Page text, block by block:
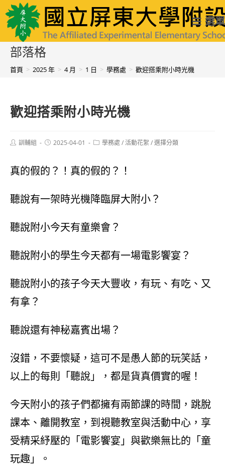
跳
轉
至
國立屏東大學附設實驗國民小學 選單
部落格
首頁 > 2025 年 > 4 月 > 1 日 > 學務處 > 歡迎搭乘附小時光機
歡迎搭乘附小時光機
Post訓輔組
Post2025-04-01
Post學務處 /活動花絮 /選擇分類
真的假的？！真的假的？！
聽說有一架時光機降臨屏大附小？
聽說附小今天有童樂會？
聽說附小的學生今天都有一場電影饗宴？
聽說附小的孩子今天大豐收，有玩、有吃、又
有拿？
聽說還有神秘嘉賓出場？
沒錯，不要懷疑，這可不是愚人節的玩笑話，
以上的每則「聽說」，都是貨真價實的喔！
今天附小的孩子們都擁有兩節課的時間，跳脫
課本、離開教室，到視聽教室與活動中心，享
受精采紓壓的「電影饗宴」與歡樂無比的「童
玩趣」。